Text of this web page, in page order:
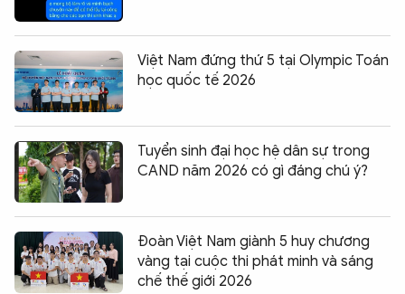
Việt Nam đứng thứ 5 tại Olympic Toán
học quốc tế 2026
Tuyển sinh đại học hệ dân sự trong
CAND năm 2026 có gì đáng chú ý?
Đoàn Việt Nam giành 5 huy chương
vàng tại cuộc thi phát minh và sáng
chế thế giới 2026